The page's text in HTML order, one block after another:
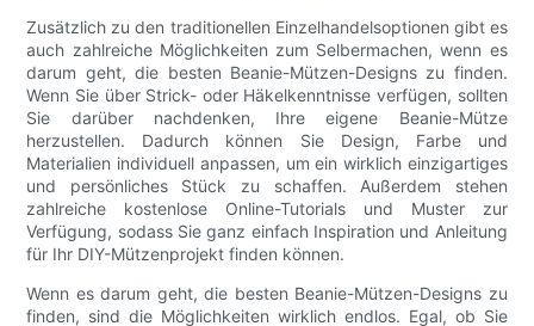
Zusätzlich zu den traditionellen Einzelhandelsoptionen gibt es
auch zahlreiche Möglichkeiten zum Selbermachen, wenn es
darum geht, die besten Beanie-Mützen-Designs zu finden.
Wenn Sie über Strick- oder Häkelkenntnisse verfügen, sollten
Sie darüber nachdenken, Ihre eigene Beanie-Mütze
herzustellen. Dadurch können Sie Design, Farbe und
Materialien individuell anpassen, um ein wirklich einzigartiges
und persönliches Stück zu schaffen. Außerdem stehen
zahlreiche kostenlose Online-Tutorials und Muster zur
Verfügung, sodass Sie ganz einfach Inspiration und Anleitung
für Ihr DIY-Mützenprojekt finden können.
Wenn es darum geht, die besten Beanie-Mützen-Designs zu
finden, sind die Möglichkeiten wirklich endlos. Egal, ob Sie